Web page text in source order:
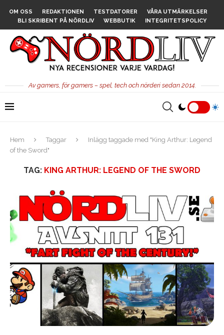
OM OSS REDAKTIONEN TESTDATORER
VÅRA UTMÄRKELSER
BLI SKRIBENT PÅ NÖRDLIV
WEBBUTIK INTEGRITETSPOLICY
Av gamers, för gamers – spel, tech och nörderi sedan 2014.
Hem Taggar
Inlägg taggade med "King Arthur: Legend
of the Sword"
TAG: KING ARTHUR: LEGEND OF THE SWORD